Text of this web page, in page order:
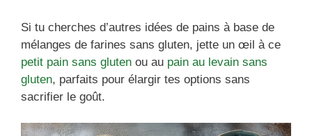
Si tu cherches d’autres idées de pains à base de
mélanges de farines sans gluten, jette un œil à ce
petit pain sans gluten ou au pain au levain sans
gluten, parfaits pour élargir tes options sans
sacrifier le goût.